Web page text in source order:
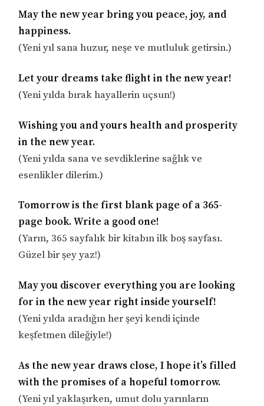
May the new year bring you peace, joy, and
happiness.
(Yeni yıl sana huzur, neşe ve mutluluk getirsin.)
Let your dreams take flight in the new year!
(Yeni yılda bırak hayallerin uçsun!)
Wishing you and yours health and prosperity
in the new year.
(Yeni yılda sana ve sevdiklerine sağlık ve
esenlikler dilerim.)
Tomorrow is the first blank page of a 365-
page book. Write a good one!
(Yarın, 365 sayfalık bir kitabın ilk boş sayfası.
Güzel bir şey yaz!)
May you discover everything you are looking
for in the new year right inside yourself!
(Yeni yılda aradığın her şeyi kendi içinde
keşfetmen dileğiyle!)
As the new year draws close, I hope it’s filled
with the promises of a hopeful tomorrow.
(Yeni yıl yaklaşırken, umut dolu yarınların